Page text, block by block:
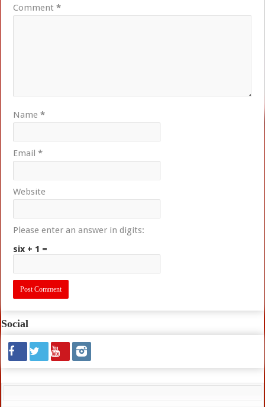
Comment*
Name*
Email*
Website
Please enter an answer in digits:
six + 1 =
Social